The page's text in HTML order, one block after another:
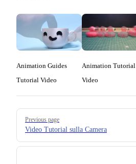
Animation Guides
Tutorial Video
Animation Tutorial
Video
Pager
Previous page
Video Tutorial sulla Camera